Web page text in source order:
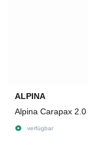
ALPINA
Alpina Carapax
verfügbar